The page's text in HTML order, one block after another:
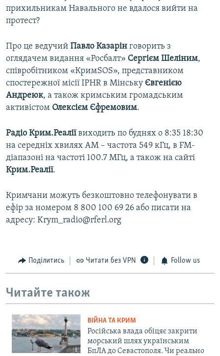
прихильникам Навального не вдалося вийти на
протест?
Про це ведучий Павло Казарін говорить з
оглядачем видання «Росбалт» Сергієм Шеліним,
співробітником «КримSOS», представником
спостережної місії IPHR в Мінську Євгенією
Андреюк, а також кримським громадським
активістом Олексієм Єфремовим.
Радіо Крим.Реаліївиходить по буднях о 8:35 18:30
на середніх хвилях АМ – частота 549 кГц, в FM-
діапазоні на частоті 100.7 МГц, а також на сайті
Крим.Реалії.
Кримчани можуть безкоштовно телефонувати в
ефір за номером 8 800 100 69 26 або писати на
адресу: Krym_radio@rferl.org
Поділитись Читати без VPN Follow us
Читайте також
ВІЙНА ТА КРИМ
Російська влада обіцяє закрити
морський шлях українським
БпЛА до Севастополя. Чи реально